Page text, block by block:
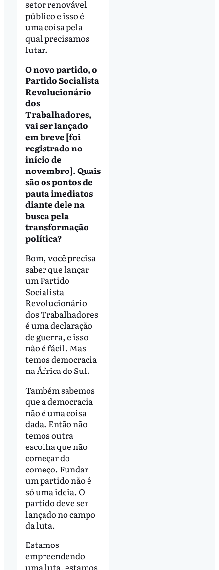
setor renovável
público e isso é
uma coisa pela
qual precisamos
lutar.
O novo partido, o
Partido Socialista
Revolucionário
dos
Trabalhadores,
vai ser lançado
em breve [foi
registrado no
início de
novembro]. Quais
são os pontos de
pauta imediatos
diante dele na
busca pela
transformação
política?
Bom, você precisa
saber que lançar
um Partido
Socialista
Revolucionário
dos Trabalhadores
é uma declaração
de guerra, e isso
não é fácil. Mas
temos democracia
na África do Sul.
Também sabemos
que a democracia
não é uma coisa
dada. Então não
temos outra
escolha que não
começar do
começo. Fundar
um partido não é
só uma ideia. O
partido deve ser
lançado no campo
da luta.
Estamos
empreendendo
uma luta, estamos